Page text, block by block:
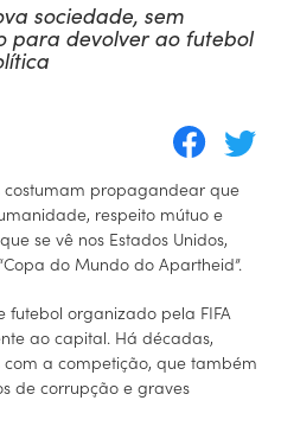
sociedade, sem
para devolver ao futebol
costumam propagandear que
respeito mútuo e
se vê nos Estados Unidos,
do Mundo do Apartheid”.
futebol organizado pela FIFA
ao capital. Há décadas,
a competição, que também
de corrupção e graves